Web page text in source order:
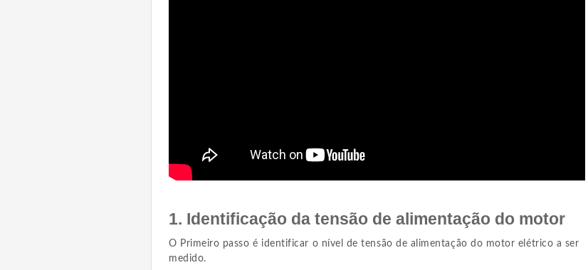
1. Identificação da tensão de alimentação do motor
O Primeiro passo é identificar o nível de tensão de alimentação do motor elétrico a ser
medido.